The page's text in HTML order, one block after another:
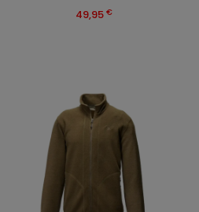
49,95 €